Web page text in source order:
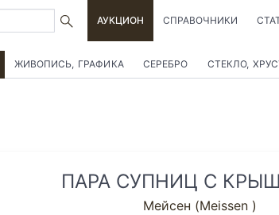
АУКЦИОН СПРАВОЧНИКИ
ЖИВОПИСЬ, ГРАФИКА СЕРЕБРО СТЕКЛО,
ПАРА СУПНИЦ С
Мейсен (Meissen )